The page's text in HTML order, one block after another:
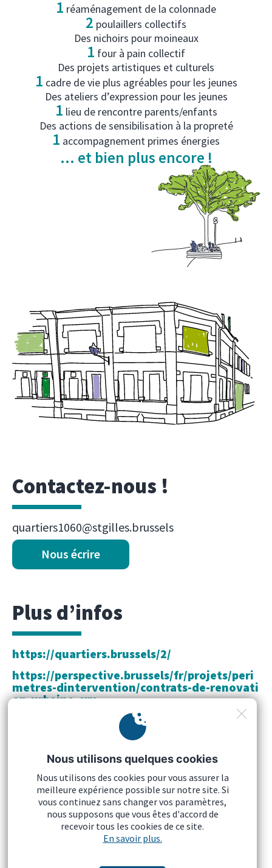
1 réaménagement de la colonnade
2 poulaillers collectifs
Des nichoirs pour moineaux
1 four à pain collectif
Des projets artistiques et culturels
1 cadre de vie plus agréables pour les jeunes
Des ateliers d’expression pour les jeunes
1 lieu de rencontre parents/enfants
Des actions de sensibilisation à la propreté
1 accompagnement primes énergies
… et bien plus encore !
Contactez-nous !
quartiers1060@stgilles.brussels
Nous écrire
Plus d’infos
https://quartiers.brussels/2/
https://perspective.brussels/fr/projets/peri
metres-dintervention/contrats-de-renovati
on-urbaine-cru
Mentions légales
Cookies
Nous utilisons quelques cookies
Nous utilisons des cookies pour vous assurer la
meilleure expérience possible sur notre site. Si
vous continuez sans changer vos paramètres,
nous supposons que vous êtes d'accord de
recevoir tous les cookies de ce site.
En savoir plus.